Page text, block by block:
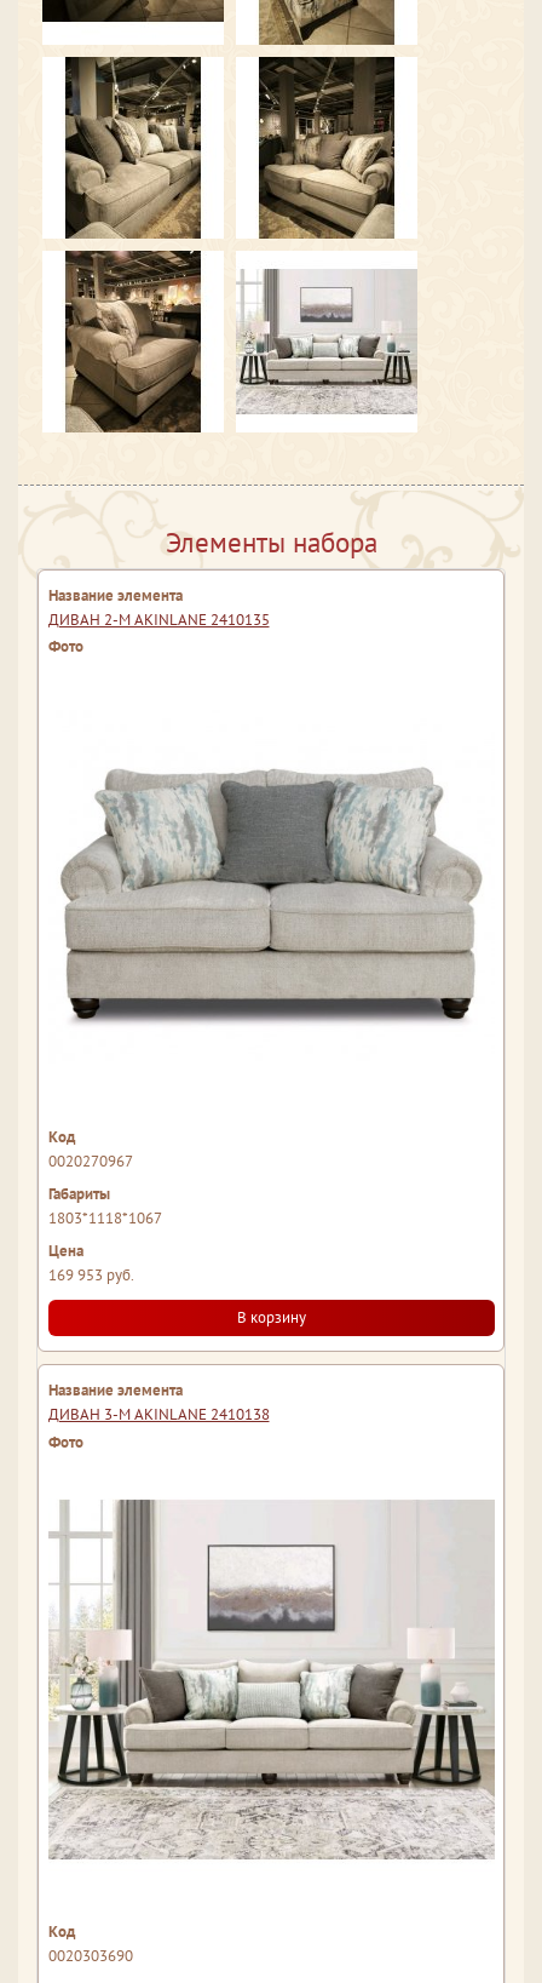
Элементы набора
ДИВАН 2-М AKINLANE 2410135
0020270967
1803*1118*1067
169 953 руб.
В корзину
ДИВАН 3-М AKINLANE 2410138
0020303690